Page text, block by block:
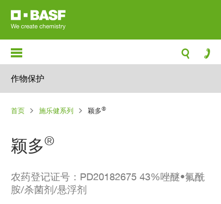
作物保护
面
屑
首页 施乐健系列 颖多®
颖多®
农药登记证号：PD20182675 43%唑醚•氟酰
胺/杀菌剂/悬浮剂